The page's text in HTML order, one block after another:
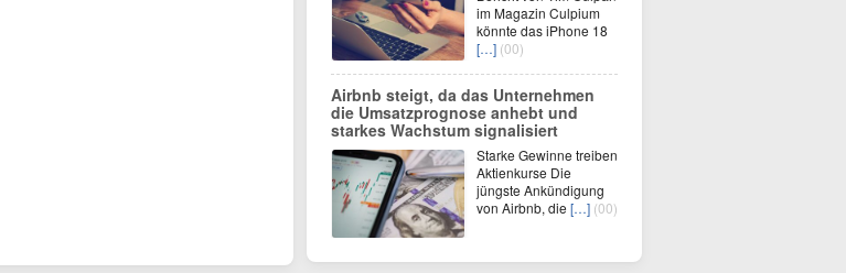
im Magazin Culpium
könnte das iPhone 18
[…] (00)
Airbnb steigt, da das Unternehmen
die Umsatzprognose anhebt und
starkes Wachstum signalisiert
Starke Gewinne treiben
Aktienkurse Die
jüngste Ankündigung
von Airbnb, die […] (00)